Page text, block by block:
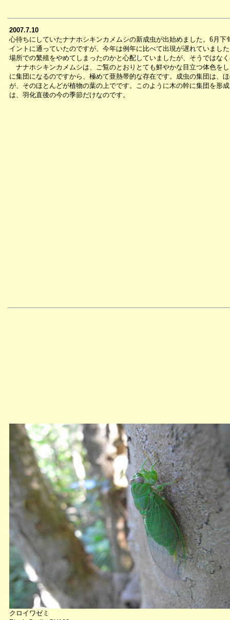
2007.7.10
心待ちにしていたナナホシキンカメムシの新成虫が出始めました。6月下
イントに通っていたのですが、今年は例年に比べて出現が遅れていまし
場所での繁殖をやめてしまったのかと心配していましたが、そうではな
ナナホシキンカメムシは、ご覧のとおりとても鮮やかな目立つ体色を
に集団になるのですから、極めて亜熱帯的な存在です。成虫の集団は、
が、そのほとんどが植物の葉の上でです。このように木の幹に集団を形
は、羽化直後の今の季節だけなのです。
クロイワゼミ